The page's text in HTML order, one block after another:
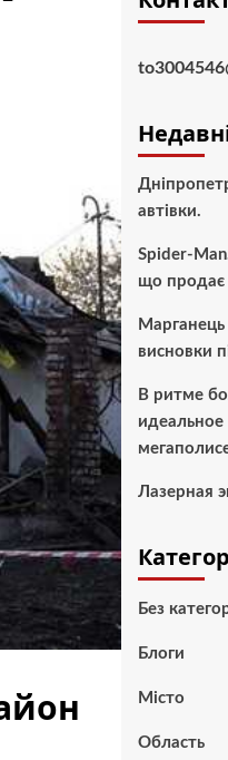
автівки.
Spider-
що продає
висновки
В ритме
Лазерная
Без
Блоги
Місто
Область